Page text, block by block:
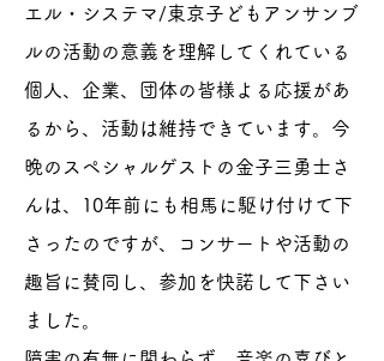
エル・システマ/東京子どもアンサンブ
ルの活動の意義を理解してくれている
個人、企業、団体の皆様よる応援があ
るから、活動は維持できています。今
晩のスペシャルゲストの金子三勇士さ
んは、10年前にも相馬に駆け付けて下
さったのですが、コンサートや活動の
趣旨に賛同し、参加を快諾して下さい
ました。